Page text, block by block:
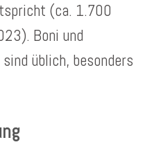
(ca. 1.700
Boni und
üblich, besonders